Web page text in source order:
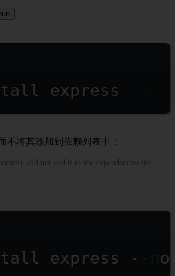
express
不将其添加到依赖列表中：
and not add it to the dependencies list:
express --